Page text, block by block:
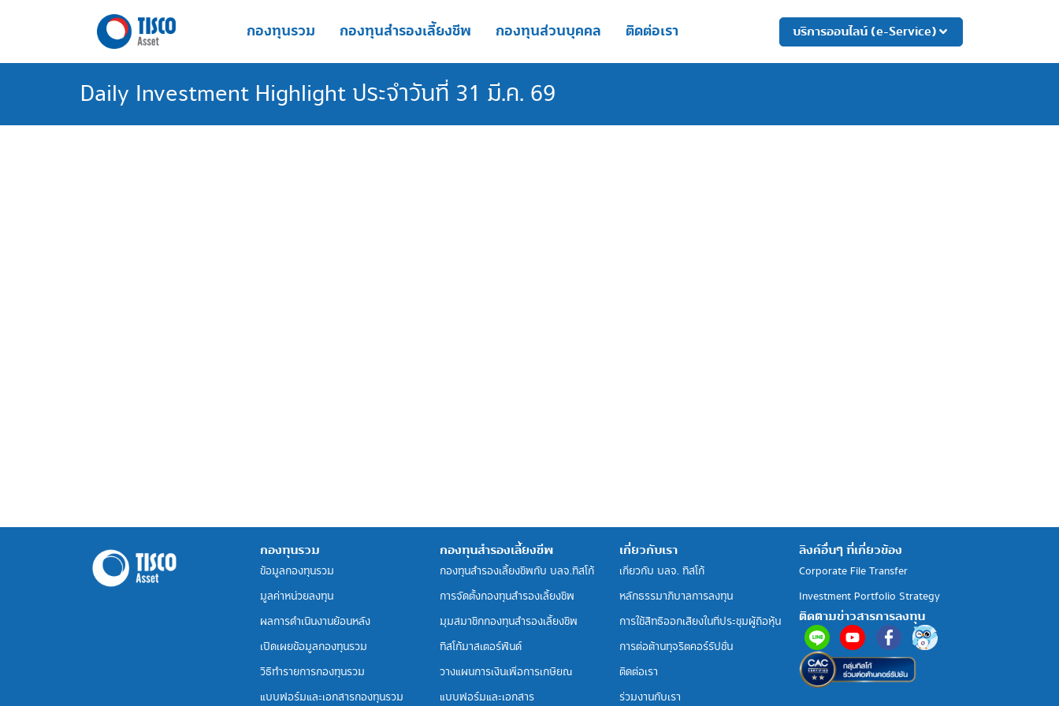
กองทุนรวม กองทุนสำรองเลี้ยงชีพ กองทุนส่วนบุคคล ติดต่อเรา บริการออนไลน์ (e-Service)
Daily Investment Highlight ประจำวันที่ 31 มี.ค. 69
กองทุนรวม
ข้อมูลกองทุนรวม
มูลค่าหน่วยลงทุน
ผลการดำเนินงานย้อนหลัง
เปิดเผยข้อมูลกองทุนรวม
วิธีทำรายการกองทุนรวม
แบบฟอร์มและเอกสารกองทุนรวม
กองทุนสำรองเลี้ยงชีพ
กองทุนสำรองเลี้ยงชีพกับ บลจ.ทิสโก้
การจัดตั้งกองทุนสำรองเลี้ยงชีพ
มุมสมาชิกกองทุนสำรองเลี้ยงชีพ
ทิสโก้มาสเตอร์ฟันด์
วางแผนการเงินเพื่อการเกษียณ
แบบฟอร์มและเอกสาร
เกี่ยวกับเรา
เกี่ยวกับ บลจ. ทิสโก้
หลักธรรมาภิบาลการลงทุน
การใช้สิทธิออกเสียงในที่ประชุมผู้ถือหุ้น
การต่อต้านทุจริตคอร์รัปชั่น
ติดต่อเรา
ร่วมงานกับเรา
ลิงค์อื่นๆ ที่เกี่ยวข้อง
Corporate File Transfer
Investment Portfolio Strategy
ติดตามข่าวสารการลงทุน